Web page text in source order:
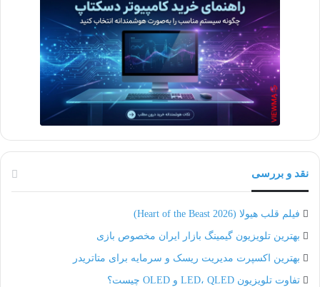
نقد و بررسی
فیلم قلب هیولا (Heart of the Beast 2026)
بهترین تلویزیون گیمینگ بازار ایران مخصوص بازی
بهترین اکسپرت مدیریت ریسک و سرمایه برای متاتریدر
تفاوت تلویزیون LED، QLED و OLED چیست؟